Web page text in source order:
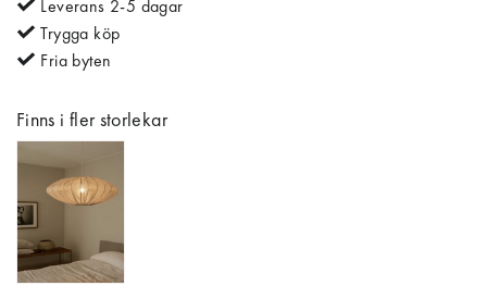
Leverans 2-5 dagar
Trygga köp
Fria byten
Finns i fler storlekar